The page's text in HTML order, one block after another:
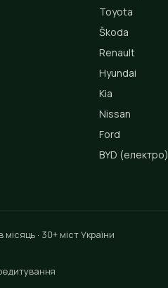
Toyota
Škoda
Renault
Hyundai
Kia
Nissan
Ford
BYD (електро)
· 30+ міст України